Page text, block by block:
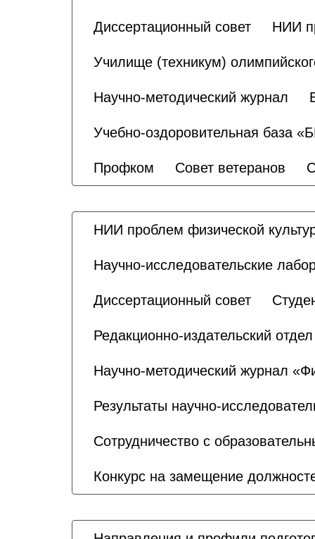
Диссертационный совет НИИ
Училище (техникум)
Научно-методический журнал
Учебно-оздоровительная база
Профком Совет ветеранов
НИИ проблем физической
Научно-исследовательские
Диссертационный совет
Редакционно-издательский отдел
Научно-методический журнал
Результаты научно-
Сотрудничество с
Конкурс на замещение